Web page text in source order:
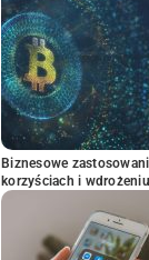
Biznesowe
korzyściach i wdrożeniu